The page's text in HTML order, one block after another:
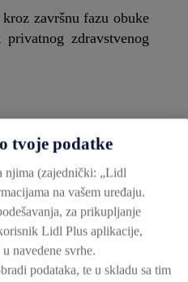
završnu fazu obuke
zdravstvenog
tvoje podatke
njima (zajednički: „Lidl
na vašem uređaju.
za prikupljanje
Lidl Plus aplikacije,
navedene svrhe.
podataka, te u skladu sa tim